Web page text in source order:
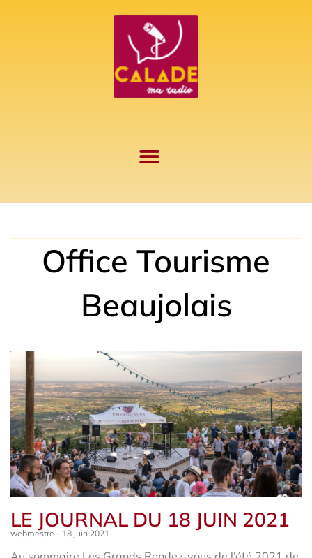
Office Tourisme
Beaujolais
LE JOURNAL DU 18 JUIN 2021
webmestre 18 juin 2021